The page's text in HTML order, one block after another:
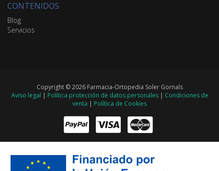
CONTENIDOS
Blog
Servicios
Copyright © 2026 Farmacia-Ortopedia Soler Gornals
Aviso legal | Política protección de datos personales| Condiciones de
venta | Política de Cookies